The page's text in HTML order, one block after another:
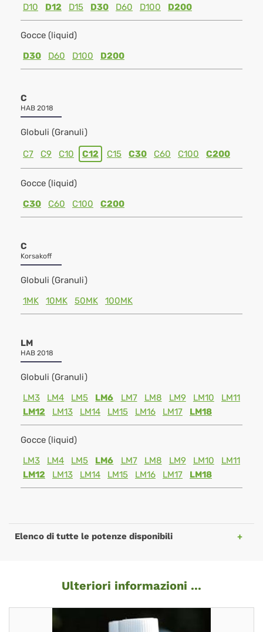
D10
D12 D15 D30 D60 D100 D200
Gocce (liquid)
D30
D60 D100 D200
C
HAB 2018
Globuli (Granuli)
C7 C9 C10 C12 C15 C30 C60 C100 C200
Gocce (liquid)
C30
C60 C100 C200
C
Korsakoff
Globuli (Granuli)
1MK
10MK 50MK 100MK
LM
HAB 2018
Globuli (Granuli)
LM3
LM4 LM5 LM6 LM7 LM8 LM9 LM10
LM11
LM12
LM13 LM14 LM15 LM16 LM17 LM18
Gocce (liquid)
LM3
LM4 LM5 LM6 LM7 LM8 LM9 LM10
LM11
LM12
LM13 LM14 LM15 LM16 LM17 LM18
Elenco di tutte le potenze disponibili
Ulteriori informazioni ...